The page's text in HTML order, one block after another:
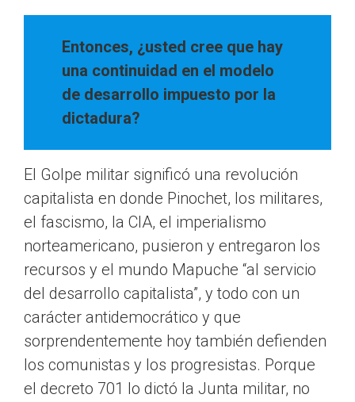
Entonces, ¿usted cree que hay
una continuidad en el modelo
de desarrollo impuesto por la
dictadura?
El Golpe militar significó una revolución
capitalista en donde Pinochet, los militares,
el fascismo, la CIA, el imperialismo
norteamericano, pusieron y entregaron los
recursos y el mundo Mapuche “al servicio
del desarrollo capitalista”, y todo con un
carácter antidemocrático y que
sorprendentemente hoy también defienden
los comunistas y los progresistas. Porque
el decreto 701 lo dictó la Junta militar, no